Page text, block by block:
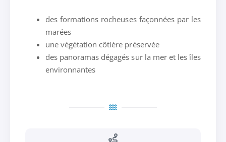
des formations rocheuses façonnées par les
marées
une végétation côtière préservée
des panoramas dégagés sur la mer et les îles
environnantes